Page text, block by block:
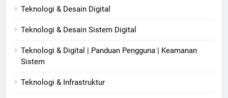
Teknologi & Desain Digital
Teknologi & Desain Sistem Digital
Teknologi & Digital | Panduan Pengguna | Keamanan
Sistem
Teknologi & Infrastruktur